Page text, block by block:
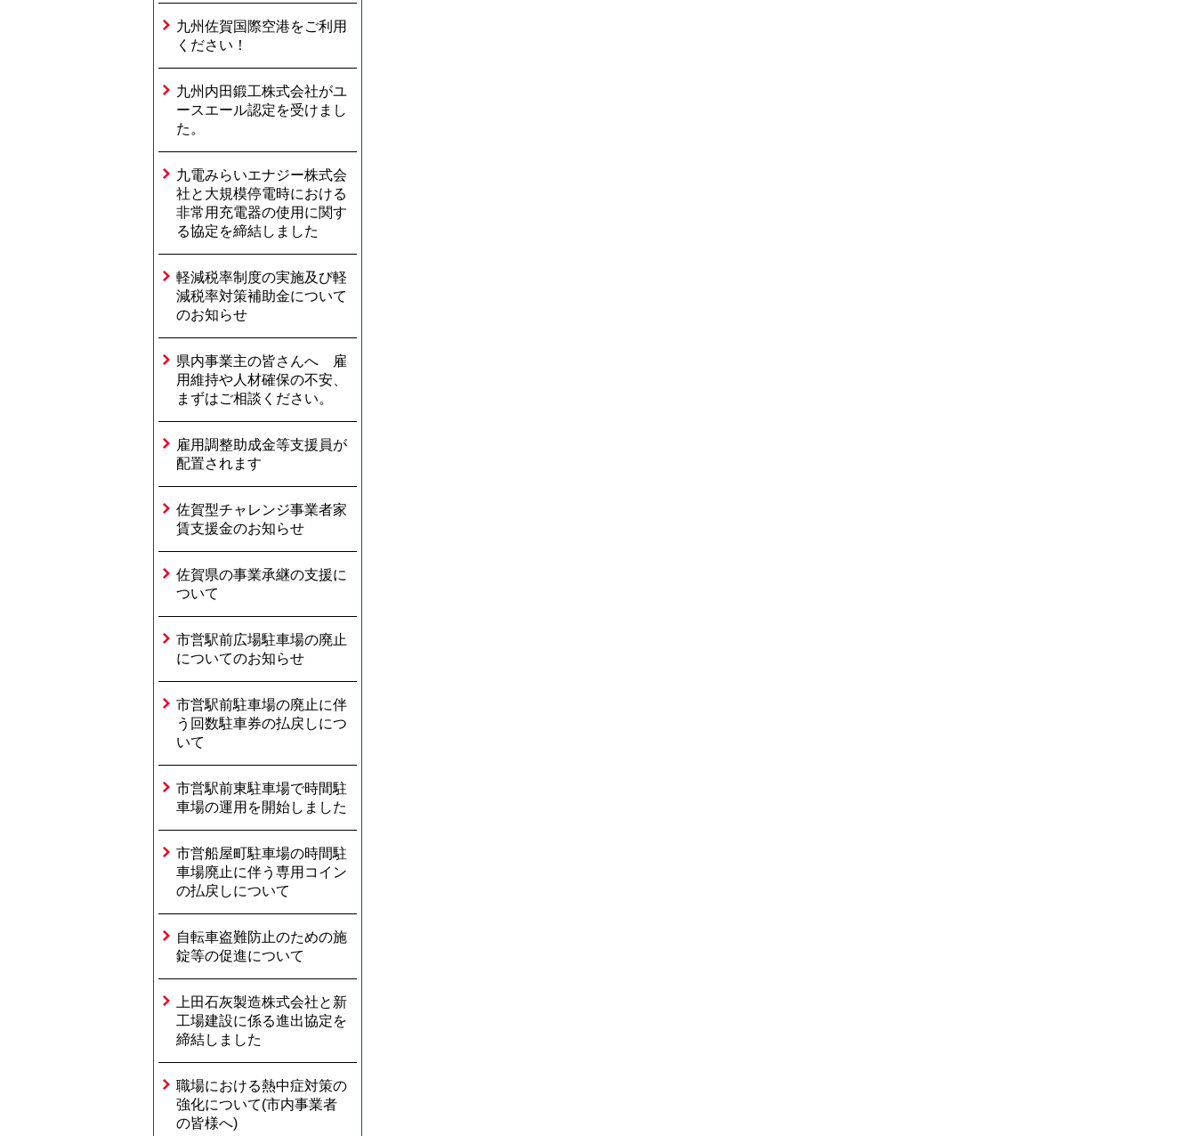
九州佐賀国際空港をご利用
ください！
九州内田鍛工株式会社がユ
ースエール認定を受けまし
た。
九電みらいエナジー株式会
社と大規模停電時における
非常用充電器の使用に関す
る協定を締結しました
軽減税率制度の実施及び軽
減税率対策補助金について
のお知らせ
県内事業主の皆さんへ 雇
用維持や人材確保の不安、
まずはご相談ください。
雇用調整助成金等支援員が
配置されます
佐賀型チャレンジ事業者家
賃支援金のお知らせ
佐賀県の事業承継の支援に
ついて
市営駅前広場駐車場の廃止
についてのお知らせ
市営駅前駐車場の廃止に伴
う回数駐車券の払戻しにつ
いて
市営駅前東駐車場で時間駐
車場の運用を開始しました
市営船屋町駐車場の時間駐
車場廃止に伴う専用コイン
の払戻しについて
自転車盗難防止のための施
錠等の促進について
上田石灰製造株式会社と新
工場建設に係る進出協定を
締結しました
職場における熱中症対策の
強化について(市内事業者
の皆様へ)